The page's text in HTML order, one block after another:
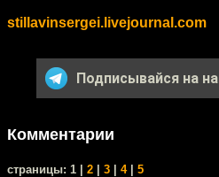
stillavinsergei.livejournal.com
Подписывайся на
Комментарии
cтраницы: 1 | 2 | 3 | 4| 5